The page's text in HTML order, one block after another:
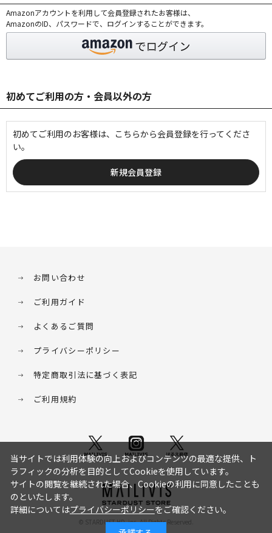
Amazonアカウントを利用して会員登録されたお客様は、
AmazonのID、パスワードで、ログインすることができます。
初めてご利用の方・会員以外の方
初めてご利用のお客様は、こちらから会員登録を行ってくださ
い。
お問い合わせ
ご利用ガイド
よくあるご質問
プライバシーポリシー
特定商取引法に基づく表記
ご利用規約
© STARDUST HD. inc. All Rights Reserved.
当サイトでは利用体験の向上およびコンテンツの最適な提供、ト
ラフィックの分析を目的としてCookieを使用しています。
サイトの閲覧を継続された場合、Cookieの利用に同意したことも
のといたします。
詳細についてはプライバシーポリシーをご確認ください。